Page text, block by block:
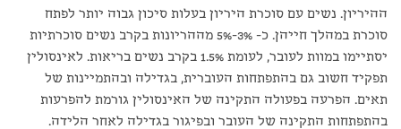
ההיריון. נשים עם סוכרת היריון בעלות סיכון גבוה יותר לפתח
סוכרת במהלך חייהן. כ- 3%-5% מההריונות בקרב נשים סוכרתיות
יסתיימו במוות לעובר, לעומת 1.5% בקרב נשים בריאות. לאינסולין
תפקיד חשוב גם בהתפתחות העוברית, בגדילה ובהתמיינות של
תאים. הפרעה בפעולה התקינה של האינסולין גורמת להפרעות
בהתפתחות התקינה של העובר ובפיגור בגדילה לאחר הלידה.